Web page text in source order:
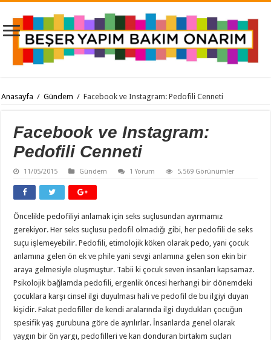
Anasayfa / Gündem / Facebook ve Instagram: Pedofili Cenneti
Facebook ve Instagram:
Pedofili Cenneti
11/05/2015 Gündem 1 Yorum 5,569 Görünümler
Öncelikle pedofiliyi anlamak için seks suçlusundan ayırmamız
gerekiyor. Her seks suçlusu pedofil olmadığı gibi, her pedofili de seks
suçu işlemeyebilir. Pedofili, etimolojik köken olarak pedo, yani çocuk
anlamına gelen ön ek ve phile yani sevgi anlamına gelen son ekin bir
araya gelmesiyle oluşmuştur. Tabii ki çocuk seven insanları kapsamaz.
Psikolojik bağlamda pedofili, ergenlik öncesi herhangi bir dönemdeki
çocuklara karşı cinsel ilgi duyulması hali ve pedofil de bu ilgiyi duyan
kişidir. Fakat pedofiller de kendi aralarında ilgi duydukları çocuğun
spesifik yaş gurubuna göre de ayrılırlar. İnsanlarda genel olarak
yaygın bir ön yargı, pedofilleri ve kan donduran birtakım suçları